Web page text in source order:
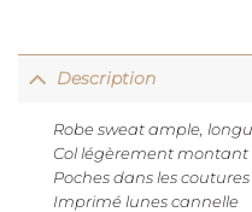
Description
Robe sweat ample,
Col légèrement montant
Poches dans les coutures
Imprimé lunes cannelle